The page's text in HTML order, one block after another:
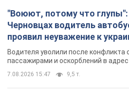
"Воюют, потому что глупы":
Черновцах водитель
проявил неуважение к
военным и поплатился за
Видео
Водителя уволили после конфликта
пассажирами и оскорблений в
7.08.2026 15:47 9,5 т.